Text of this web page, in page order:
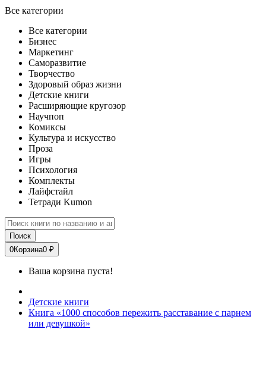
Все категории
Все категории
Бизнес
Маркетинг
Саморазвитие
Творчество
Здоровый образ жизни
Детские книги
Расширяющие кругозор
Научпоп
Комиксы
Культура и искусство
Проза
Игры
Психология
Комплекты
Лайфстайл
Тетради Kumon
Поиск
0Корзина0 ₽
Ваша корзина пуста!
Детские книги
Книга «1000 способов пережить расставание с парнем
или девушкой»